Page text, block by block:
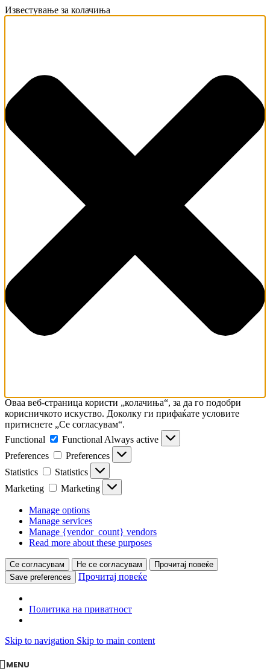
Известување за колачиња
Оваа веб-страница користи „колачиња“, за да го подобри
корисничкото искуство. Доколку ги прифаќате условите
притиснете „Се согласувам“.
Functional
Functional Always active
Preferences
Preferences
Statistics
Statistics
Marketing
Marketing
Manage options
Manage services
Manage {vendor_count} vendors
Read more about these purposes
Се согласувам Не се согласувам
Прочитај повеќе
Save preferences
Прочитај повеќе
Политика на приватност
Skip to navigation Skip to main content
MENU